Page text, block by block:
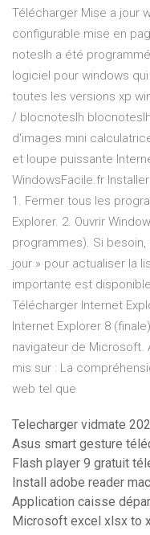
Télécharger Mise a jour
configurable mise en
noteslh a été
logiciel pour windows
toutes les versions xp
/ blocnoteslh
d'images mini
et loupe puissante
WindowsFacile.fr
1. Fermer tous les
Explorer. 2. Ouvrir
programmes). Si
jour » pour actualiser la
importante est
Télécharger Internet
Internet Explorer 8
navigateur de Microsoft.
mis sur : La
web tel que
Telecharger vidmate
Asus smart gesture
Flash player 9 gratuit
Install adobe reader mac
Application caisse
Microsoft excel xlsx to